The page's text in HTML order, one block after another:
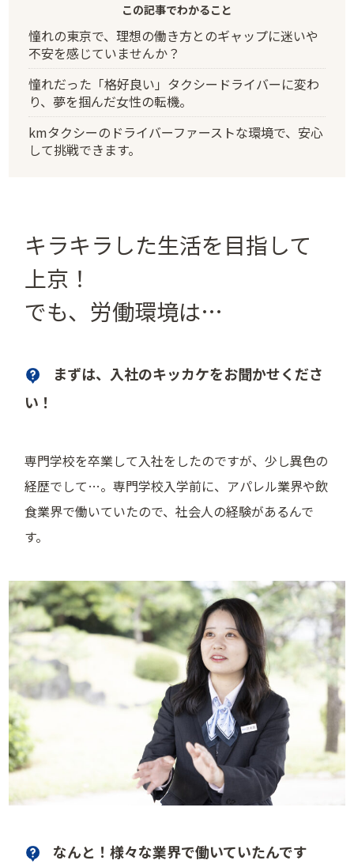
この記事でわかること
憧れの東京で、理想の働き方とのギャップに迷いや
不安を感じていませんか？
憧れだった「格好良い」タクシードライバーに変わ
り、夢を掴んだ女性の転機。
kmタクシーのドライバーファーストな環境で、安心
して挑戦できます。
キラキラした生活を目指して
上京！
でも、労働環境は…
まずは、入社のキッカケをお聞かせくださ
い！
専門学校を卒業して入社をしたのですが、少し異色の
経歴でして…。専門学校入学前に、アパレル業界や飲
食業界で働いていたので、社会人の経験があるんで
す。
なんと！様々な業界で働いていたんです